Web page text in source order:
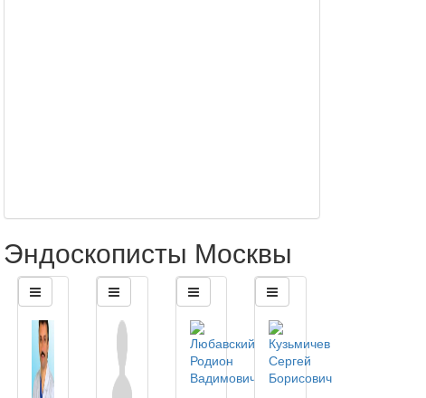
Эндоскописты Москвы